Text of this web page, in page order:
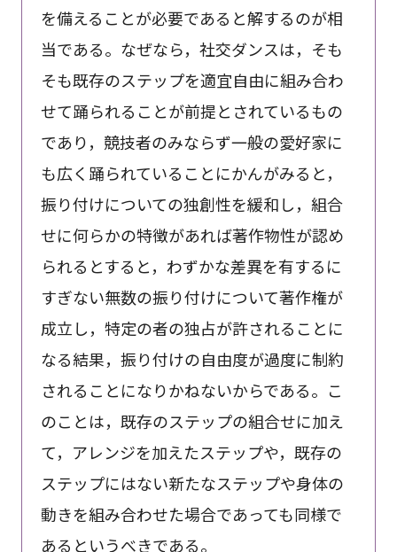
を備えることが必要であると解するのが相
当である。なぜなら，社交ダンスは，そも
そも既存のステップを適宜自由に組み合わ
せて踊られることが前提とされているもの
であり，競技者のみならず一般の愛好家に
も広く踊られていることにかんがみると，
振り付けについての独創性を緩和し，組合
せに何らかの特徴があれば著作物性が認め
られるとすると，わずかな差異を有するに
すぎない無数の振り付けについて著作権が
成立し，特定の者の独占が許されることに
なる結果，振り付けの自由度が過度に制約
されることになりかねないからである。こ
のことは，既存のステップの組合せに加え
て，アレンジを加えたステップや，既存の
ステップにはない新たなステップや身体の
動きを組み合わせた場合であっても同様で
あるというべきである。